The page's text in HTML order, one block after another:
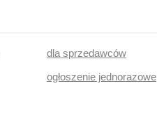
dla sprzedawców
ogłoszenie jednorazowe